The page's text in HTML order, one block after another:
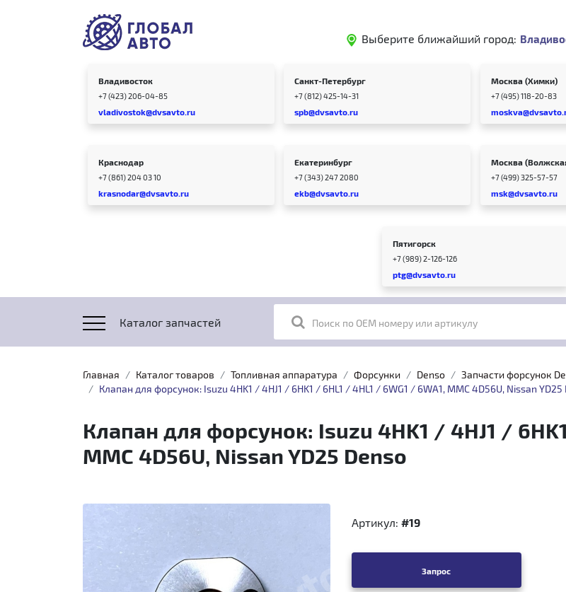
Выберите ближайший город:
Владивосток
+7 (423) 206-04-85
vladivostok@dvsavto.ru
Санкт-Петербург
+7 (812) 425-14-31
spb@dvsavto.ru
Москва (Химки)
+7 (495) 118-20-83
Краснодар
+7 (861) 204 03 10
krasnodar@dvsavto.ru
Екатеринбург
+7 (343) 247 2080
ekb@dvsavto.ru
Москва
+7 (499) 325-57-57
msk@dvsavto.ru
Пятигорск
+7 (989) 2-126-126
ptg@dvsavto.ru
Каталог запчастей Поиск по OEM номеру или артикулу
Главная Каталог товаров Топливная аппаратура Форсунки Denso Запчасти форсунок
Клапан для форсунок: Isuzu 4HK1 / 4HJ1 / 6HK1 / 6HL1 / 4HL1 / 6WG1 / 6WA1, MMC 4D56U, Nissan YD25
Клапан для форсунок: Isuzu 4HK1 / 4HJ1 /
MMC 4D56U, Nissan YD25 Denso
Артикул: #19
Запрос